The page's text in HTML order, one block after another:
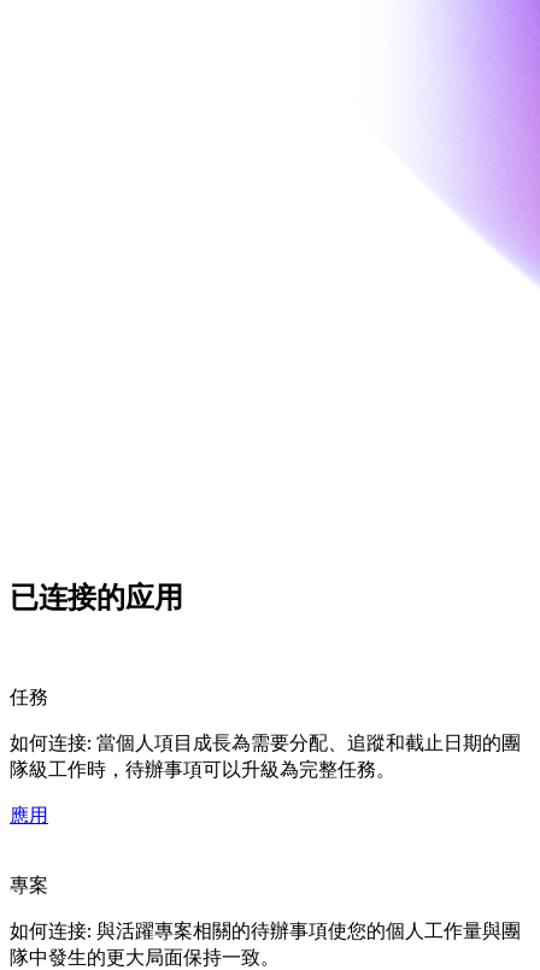
已连接的应用
任務
如何连接: 當個人項目成長為需要分配、追蹤和截止日期的團
隊級工作時，待辦事項可以升級為完整任務。
應用
專案
如何连接: 與活躍專案相關的待辦事項使您的個人工作量與團
隊中發生的更大局面保持一致。